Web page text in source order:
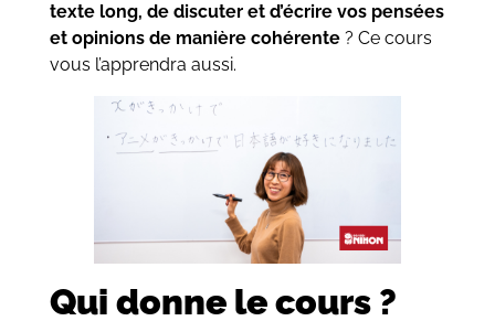
texte long, de discuter et d’écrire vos pensées
et opinions de manière cohérente? Ce cours
vous l’apprendra aussi.
Qui donne le cours ?